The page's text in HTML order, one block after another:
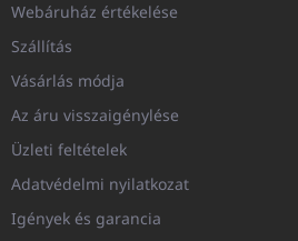
Webáruház értékelése
Szállítás
Vásárlás módja
Az áru visszaigénylése
Üzleti feltételek
Adatvédelmi nyilatkozat
Igények és garancia